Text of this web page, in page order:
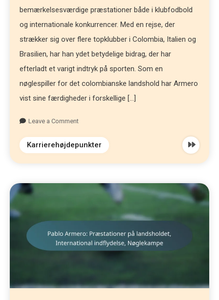
bemærkelsesværdige præstationer både i klubfodbold
og internationale konkurrencer. Med en rejse, der
strækker sig over flere topklubber i Colombia, Italien og
Brasilien, har han ydet betydelige bidrag, der har
efterladt et varigt indtryk på sporten. Som en
nøglespiller for det colombianske landshold har Armero
vist sine færdigheder i forskellige […]
Leave a Comment
Karrierehøjdepunkter